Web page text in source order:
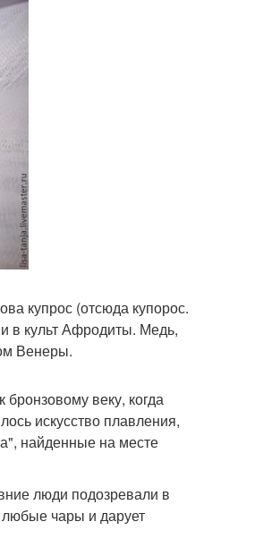
купрос (отсюда купорос.
в культ Афродиты. Медь,
Венеры.
веку, когда
искусство плавления,
найденные на месте
люди подозревали в
чары и дарует